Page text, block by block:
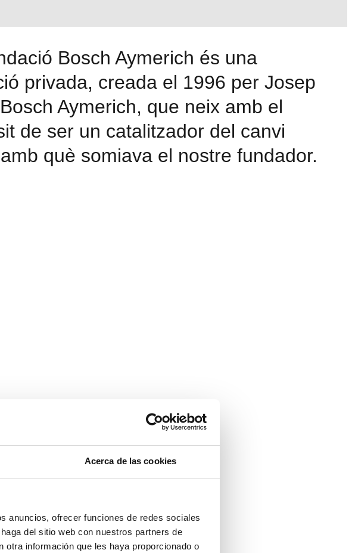
Acerca de las cookies
anuncios, ofrecer funciones de redes sociales
del sitio web con nuestros partners de
información que les haya proporcionado o
Bosch Aymerich és una
privada, creada el 1996 per Josep
Aymerich, que neix amb el
de ser un catalitzador del canvi
què somiava el nostre fundador.